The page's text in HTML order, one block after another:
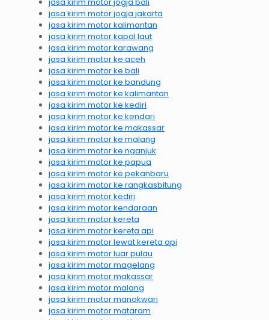
jasa kirim motor jogja jakarta
jasa kirim motor kalimantan
jasa kirim motor kapal laut
jasa kirim motor karawang
jasa kirim motor ke aceh
jasa kirim motor ke bali
jasa kirim motor ke bandung
jasa kirim motor ke kalimantan
jasa kirim motor ke kediri
jasa kirim motor ke kendari
jasa kirim motor ke makassar
jasa kirim motor ke malang
jasa kirim motor ke nganjuk
jasa kirim motor ke papua
jasa kirim motor ke pekanbaru
jasa kirim motor ke rangkasbitung
jasa kirim motor kediri
jasa kirim motor kendaraan
jasa kirim motor kereta
jasa kirim motor kereta api
jasa kirim motor lewat kereta api
jasa kirim motor luar pulau
jasa kirim motor magelang
jasa kirim motor makassar
jasa kirim motor malang
jasa kirim motor manokwari
jasa kirim motor mataram